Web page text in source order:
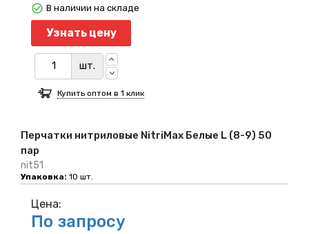
Перчатки нитриловые NitriMax Белые L (8-9) 50
пар
nit51
Упаковка: 10 шт.
Узнать цену
шт.
В наличии на складе
Купить оптом в 1 клик
Цена:
По запросу